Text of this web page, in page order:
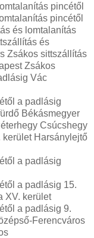
pincétől
pincétől
és lomtalanítás
és
Zsákos sittszállítás
Zsákos
Vác
a padlásig
Békásmegyer
Csúcshegy
Harsánylejtő
a padlásig
a padlásig 15.
XV. kerület
a padlásig 9.
Ferencváros